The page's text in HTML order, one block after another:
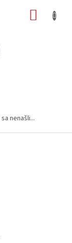
sa nenašli...